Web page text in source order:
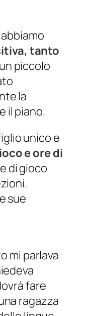
tanto
piccolo
la
il piano.
unico e
e ore di
di gioco
sue
mi parlava
fare
ragazza